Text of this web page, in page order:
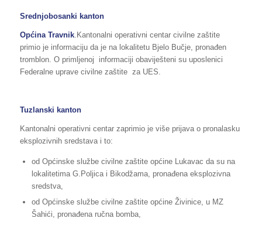
Srednjobosanki kanton
Općina Travnik.Kantonalni operativni centar civilne zaštite
primio je informaciju da je na lokalitetu Bjelo Bučje, pronađen
tromblon. O primljenoj informaciji obaviješteni su uposlenici
Federalne uprave civilne zaštite za UES.
Tuzlanski kanton
Kantonalni operativni centar zaprimio je više prijava o pronalasku
eksplozivnih sredstava i to:
od Općinske službe civilne zaštite općine Lukavac da su na
lokalitetima G.Poljica i Bikodžama, pronađena eksplozivna
sredstva,
od Općinske službe civilne zaštite općine Živinice, u MZ
Šahići, pronađena ručna bomba,